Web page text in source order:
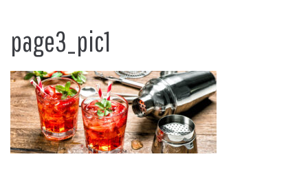
page3_pic1